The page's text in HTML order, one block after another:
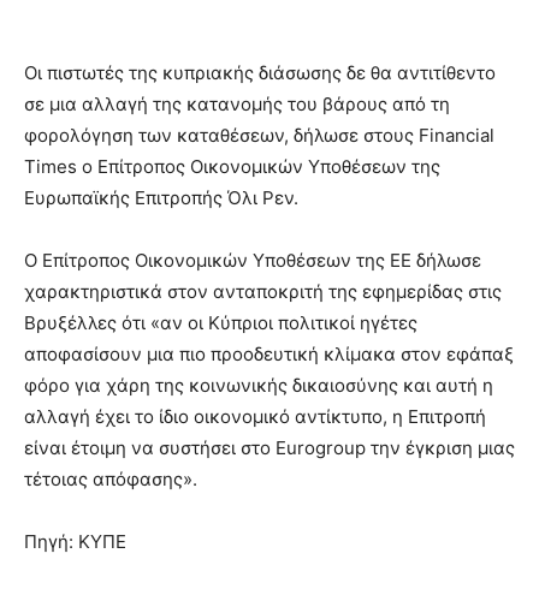
Οι πιστωτές της κυπριακής διάσωσης δε θα αντιτίθεντο
σε μια αλλαγή της κατανομής του βάρους από τη
φορολόγηση των καταθέσεων, δήλωσε στους Financial
Times ο Επίτροπος Οικονομικών Υποθέσεων της
Ευρωπαϊκής Επιτροπής Όλι Ρεν.
Ο Επίτροπος Οικονομικών Υποθέσεων της ΕΕ δήλωσε
χαρακτηριστικά στον ανταποκριτή της εφημερίδας στις
Βρυξέλλες ότι «αν οι Κύπριοι πολιτικοί ηγέτες
αποφασίσουν μια πιο προοδευτική κλίμακα στον εφάπαξ
φόρο για χάρη της κοινωνικής δικαιοσύνης και αυτή η
αλλαγή έχει το ίδιο οικονομικό αντίκτυπο, η Επιτροπή
είναι έτοιμη να συστήσει στο Eurogroup την έγκριση μιας
τέτοιας απόφασης».
Πηγή: ΚΥΠΕ